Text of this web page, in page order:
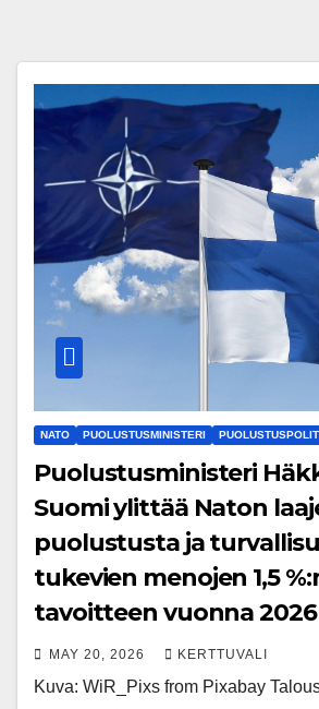
NATO PUOLUSTUSMINISTERI
Puolustusministeri
Suomi ylittää Naton
puolustusta ja
tukevien menojen 1,5
tavoitteen vuonna 2026
MAY 20, 2026 KERTTUVALI
Kuva: WiR_Pixs from Pixabay